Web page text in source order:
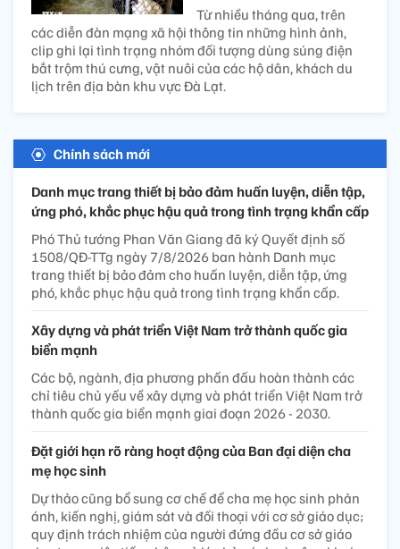
Từ nhiều tháng qua, trên
các diễn đàn mạng xã hội thông tin những hình ảnh,
clip ghi lại tình trạng nhóm đối tượng dùng súng điện
bắt trộm thú cưng, vật nuôi của các hộ dân, khách du
lịch trên địa bàn khu vực Đà Lạt.
Chính sách mới
Danh mục trang thiết bị bảo đảm huấn luyện, diễn tập,
ứng phó, khắc phục hậu quả trong tình trạng khẩn cấp
Phó Thủ tướng Phan Văn Giang đã ký Quyết định số
1508/QĐ-TTg ngày 7/8/2026 ban hành Danh mục
trang thiết bị bảo đảm cho huấn luyện, diễn tập, ứng
phó, khắc phục hậu quả trong tình trạng khẩn cấp.
Xây dựng và phát triển Việt Nam trở thành quốc gia
biển mạnh
Các bộ, ngành, địa phương phấn đấu hoàn thành các
chỉ tiêu chủ yếu về xây dựng và phát triển Việt Nam trở
thành quốc gia biển mạnh giai đoạn 2026 - 2030.
Đặt giới hạn rõ ràng hoạt động của Ban đại diện cha
mẹ học sinh
Dự thảo cũng bổ sung cơ chế để cha mẹ học sinh phản
ánh, kiến nghị, giám sát và đối thoại với cơ sở giáo dục;
quy định trách nhiệm của người đứng đầu cơ sở giáo